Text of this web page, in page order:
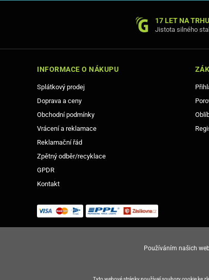
Cu-Be pouzdro je uzavíratelné magnetem, kdy je
vzhled pouzdra.Pouzdro má
17 LET NA TRHU
Jistota silného
INFORMACE O NÁKUPU
Splátkový prodej
Doprava a ceny
Obchodní podmínky
Vrácení a reklamace
Reklamační řád
Zpětný odběr/recyklace
GPDR
Kontakt
Používáním našich
Tyto webové stránky používají soubory cookie ke